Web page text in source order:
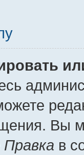
Вы
Правка в